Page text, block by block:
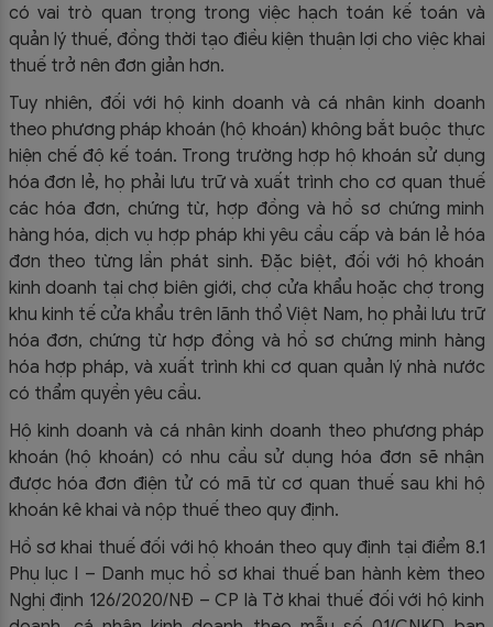
có vai trò quan trọng trong việc hạch toán kế toán và
quản lý thuế, đồng thời tạo điều kiện thuận lợi cho việc khai
thuế trở nên đơn giản hơn.
Tuy nhiên, đối với hộ kinh doanh và cá nhân kinh doanh
theo phương pháp khoán (hộ khoán) không bắt buộc thực
hiện chế độ kế toán. Trong trường hợp hộ khoán sử dụng
hóa đơn lẻ, họ phải lưu trữ và xuất trình cho cơ quan thuế
các hóa đơn, chứng từ, hợp đồng và hồ sơ chứng minh
hàng hóa, dịch vụ hợp pháp khi yêu cầu cấp và bán lẻ hóa
đơn theo từng lần phát sinh. Đặc biệt, đối với hộ khoán
kinh doanh tại chợ biên giới, chợ cửa khẩu hoặc chợ trong
khu kinh tế cửa khẩu trên lãnh thổ Việt Nam, họ phải lưu trữ
hóa đơn, chứng từ hợp đồng và hồ sơ chứng minh hàng
hóa hợp pháp, và xuất trình khi cơ quan quản lý nhà nước
có thẩm quyền yêu cầu.
Hộ kinh doanh và cá nhân kinh doanh theo phương pháp
khoán (hộ khoán) có nhu cầu sử dụng hóa đơn sẽ nhận
được hóa đơn điện tử có mã từ cơ quan thuế sau khi hộ
khoán kê khai và nộp thuế theo quy định.
Hồ sơ khai thuế đối với hộ khoán theo quy định tại điểm 8.1
Phụ lục I – Danh mục hồ sơ khai thuế ban hành kèm theo
Nghị định 126/2020/NĐ – CP là Tờ khai thuế đối với hộ kinh